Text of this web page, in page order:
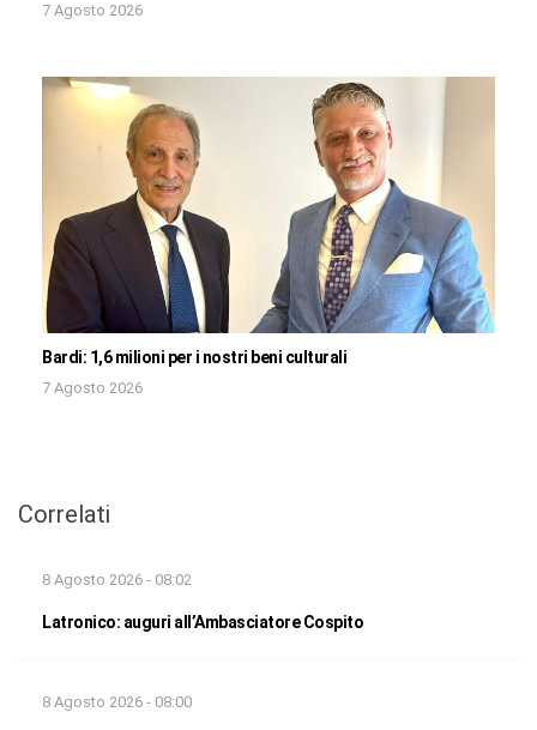
7 Agosto 2026
Bardi: 1,6 milioni per i nostri beni culturali
7 Agosto 2026
Correlati
8 Agosto 2026 - 08:02
Latronico: auguri all’Ambasciatore Cospito
8 Agosto 2026 - 08:00